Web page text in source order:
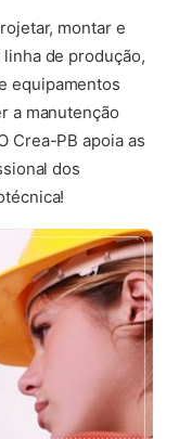
montar e
de produção,
equipamentos
a manutenção
Crea-PB apoia as
dos